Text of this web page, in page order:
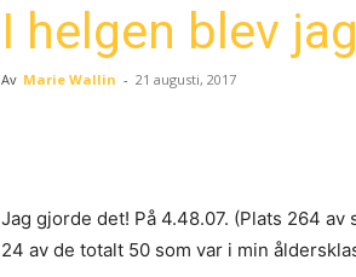
I helgen blev
Av Marie Wallin - 21 augusti, 2017
Jag gjorde det! På 4.48.07. (Plats 264
24 av de totalt 50 som var i min